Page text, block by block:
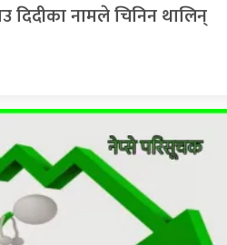
दिदीका नामले चिनिन थालिन्